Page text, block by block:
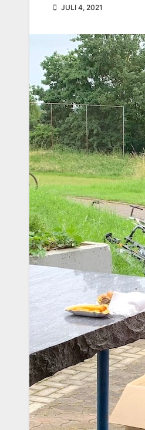
JULI 4, 2021